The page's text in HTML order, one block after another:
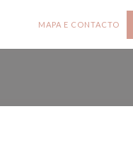
MAPA E CONTACTO